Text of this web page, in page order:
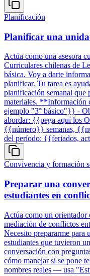
Planificación
Planificar una
Actúa como una asesora
Curriculares chilenas de
básica. Voy a darte
planificar. Tu tarea es
planificación semanal que
materiales.
ejemplo "3° básico"}} -
abordar: {{pega aquí los
{{número}} semanas,
del período: {{feriados,
Convivencia y formación
Preparar una
estudiantes en
Actúa como un orientador
mediación de conflictos
Necesito prepararme para
estudiantes que tuvieron
conversación con
cómo manejar si se pone
nombres reales — usa